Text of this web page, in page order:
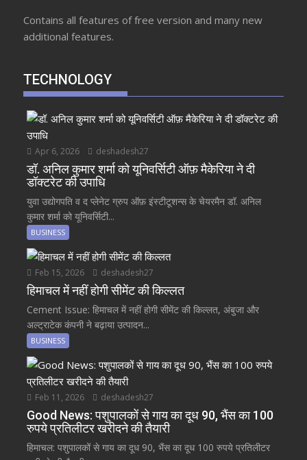
Contains all features of free version and many new
additional features.
TECHNOLOGY
Apr 6, 2026 deshadesh27
डॉ. अनिल कुमार शर्मा को यूनिवर्सिटी ऑफ़ मैकेरिया ने दी
डॉक्टरेट की उपाधि
युवा उद्योगपति व द प्लेनेट ग्रुप ऑफ़ इंस्टीटूशन्स के चेयरमैन डॉ. अनिल
कुमार शर्मा को यूनिवर्सिटी...
BUSINESS
Feb 15, 2026 deshadesh27
हिमाचल में नहीं होगी सीमेंट की किल्लत
Cement Issue: हिमाचल में नहीं होगी सीमेंट की किल्लत, अंबुजा और
अल्ट्राटेक कंपनी ने बढ़ाया उत्पादन...
BUSINESS
Feb 11, 2026 deshadesh27
Good News: पशुपालकों से गाय का दूध 90, भैंस का 100
रुपये प्रतिलीटर खरीदने की तैयारी
हिमाचल: पशुपालकों से गाय का दूध 90, भैंस का दूध 100 रुपये प्रतिलीटर